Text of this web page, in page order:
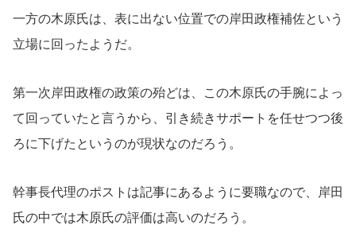
一方の木原氏は、表に出ない位置での岸田政権補佐という
立場に回ったようだ。
第一次岸田政権の政策の殆どは、この木原氏の手腕によっ
て回っていたと言うから、引き続きサポートを任せつつ後
ろに下げたというのが現状なのだろう。
幹事長代理のポストは記事にあるように要職なので、岸田
氏の中では木原氏の評価は高いのだろう。